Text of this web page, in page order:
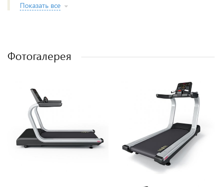
Показать все
Фотогалерея